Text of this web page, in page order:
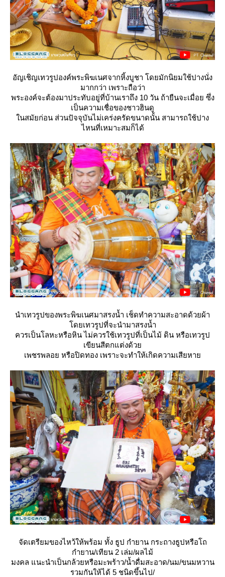
อัญเชิญเทวรูปองค์พระพิฆเนศจากหิ้งบูชา โดยมักนิยมใช้ปางนั่ง
มากกว่า เพราะถือว่า
พระองค์จะต้องมาประทับอยู่ที่บ้านเราถึง 10 วัน ถ้ายืนจะเมื่อย ซึ่ง
เป็นความเชื่อของชาวฮินดู
นสมัยก่อน ส่วนปัจจุบันไม่เคร่งครัดขนาดนั้น สามารถใช้ปาง
ไหนที่เหมาะสมก็ได้
นำเทวรูปของพระพิฆเนศมาสรงน้ำ เช็ดทำความสะอาดด้วยผ้า
ดยเทวรูปที่จะนำมาสรงน้ำ
ควรเป็นโลหะหรือหิน ไม่ควรใช้เทวรูปที่เป็นไม้ ดิน หรือเทวรูป
เขียนสีตกแต่งด้ว
เพชรพลอย หรือปิดทอง เพราะจะทำให้เกิดความเสียหา
จัดเตรียมของไหว้ให้พร้อม ทั้ง ธูป กำยาน กระถางธูปหรือโถ
กำยาน/เทียน 2 เล่ม/ผลไม้
มงคล แนะนำเป็นกล้วยหรือมะพร้าว/น้ำดื่มสะอาด/นม/ขนมหวาน
รวมกันให้ได้ 5 ชนิดขึ้นไป/